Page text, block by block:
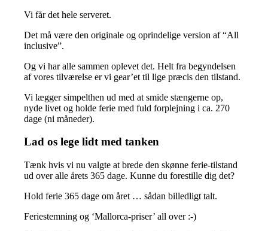
Vi får det hele serveret.
Det må være den originale og oprindelige version af “All
inclusive”.
Og vi har alle sammen oplevet det. Helt fra begyndelsen
af vores tilværelse er vi gear’et til lige præcis den tilstand.
Vi lægger simpelthen ud med at smide stængerne op,
nyde livet og holde ferie med fuld forplejning i ca. 270
dage (ni måneder).
Lad os lege lidt med tanken
Tænk hvis vi nu valgte at brede den skønne ferie-tilstand
ud over alle årets 365 dage. Kunne du forestille dig det?
Hold ferie 365 dage om året … sådan billedligt talt.
Feriestemning og ‘Mallorca-priser’ all over :-)